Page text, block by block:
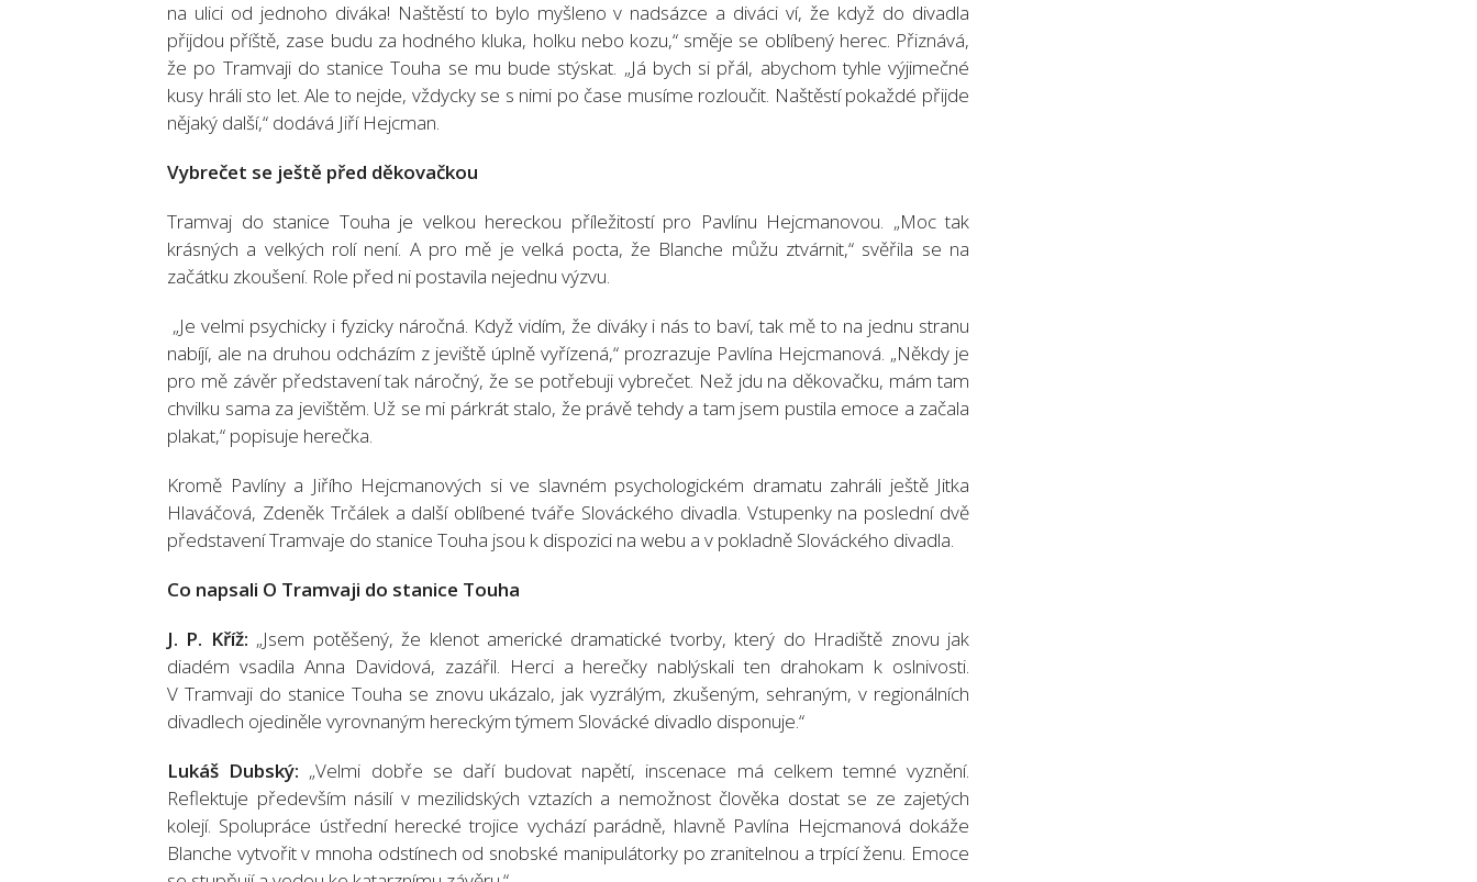
na ulici od jednoho diváka! Naštěstí to bylo myšleno v nadsázce a diváci ví, že když do divadla
přijdou příště, zase budu za hodného kluka, holku nebo kozu,“ směje se oblíbený herec. Přiznává,
že po Tramvaji do stanice Touha se mu bude stýskat. „Já bych si přál, abychom tyhle výjimečné
kusy hráli sto let. Ale to nejde, vždycky se s nimi po čase musíme rozloučit. Naštěstí pokaždé přijde
nějaký další,“ dodává Jiří Hejcman.
Vybrečet se ještě před děkovačkou
Tramvaj do stanice Touha je velkou hereckou příležitostí pro Pavlínu Hejcmanovou. „Moc tak
krásných a velkých rolí není. A pro mě je velká pocta, že Blanche můžu ztvárnit,“ svěřila se na
začátku zkoušení. Role před ni postavila nejednu výzvu.
„Je velmi psychicky i fyzicky náročná. Když vidím, že diváky i nás to baví, tak mě to na jednu stranu
nabíjí, ale na druhou odcházím z jeviště úplně vyřízená,“ prozrazuje Pavlína Hejcmanová. „Někdy je
pro mě závěr představení tak náročný, že se potřebuji vybrečet. Než jdu na děkovačku, mám tam
chvilku sama za jevištěm. Už se mi párkrát stalo, že právě tehdy a tam jsem pustila emoce a začala
plakat,“ popisuje herečka.
Kromě Pavlíny a Jiřího Hejcmanových si ve slavném psychologickém dramatu zahráli ještě Jitka
Hlaváčová, Zdeněk Trčálek a další oblíbené tváře Slováckého divadla. Vstupenky na poslední dvě
představení Tramvaje do stanice Touha jsou k dispozici na webu a v pokladně Slováckého divadla.
Co napsali O Tramvaji do stanice Touha
J. P. Kříž: „Jsem potěšený, že klenot americké dramatické tvorby, který do Hradiště znovu jak
diadém vsadila Anna Davidová, zazářil. Herci a herečky nablýskali ten drahokam k oslnivosti.
V Tramvaji do stanice Touha se znovu ukázalo, jak vyzrálým, zkušeným, sehraným, v regionálních
divadlech ojediněle vyrovnaným hereckým týmem Slovácké divadlo disponuje.“
Lukáš Dubský: „Velmi dobře se daří budovat napětí, inscenace má celkem temné vyznění.
Reflektuje především násilí v mezilidských vztazích a nemožnost člověka dostat se ze zajetých
kolejí. Spolupráce ústřední herecké trojice vychází parádně, hlavně Pavlína Hejcmanová dokáže
Blanche vytvořit v mnoha odstínech od snobské manipulátorky po zranitelnou a trpící ženu. Emoce